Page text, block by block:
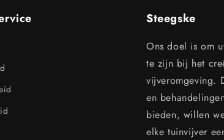
Steegske
Ons doel is om
te zijn bij het
vijveromgeving.
en
bieden, willen
elke tuinvijver